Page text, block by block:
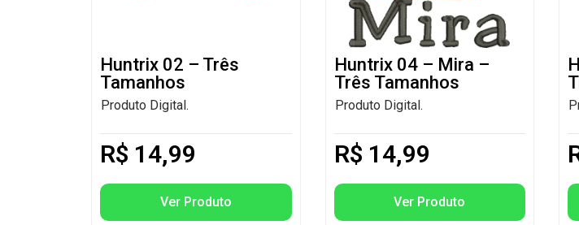
Huntrix 02 – Três
Tamanhos
Produto Digital.
R$ 14,99
Ver Produto
Huntrix 04 – Mira –
Três Tamanhos
Produto Digital.
R$ 14,99
Ver Produto